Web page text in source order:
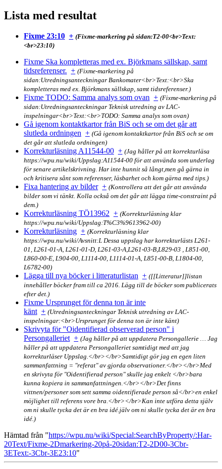
Lista med resultat
Fixme 23:10 + (Fixme-markering på sidan:T2-00<br>Text:
<br>23:10)
Fixme Ska kompletteras med ex. Björkmans sällskap, samt
tidsreferenser. + (Fixme-markering på
sidan:Utredningsanteckningar Bankomater<br>Text:<br>Ska
kompletteras med ex. Björkmans sällskap, samt tidsreferenser.)
Fixme TODO: Samma analys som ovan + (Fixme-markering på
sidan:Utredningsanteckningar Teknisk utredning av LAC-
inspelningar<br>Text:<br>TODO: Samma analys som ovan)
Gå igenom kontaktkartor från BiS och se om det går att
slutleda ordningen + (Gå igenom kontaktkartor från BiS och se om
det går att slutleda ordningen)
Korrekturläsning A11544-00 + (Jag håller på att korrekturläsa
https://wpu.nu/wiki/Uppslag:A11544-00 för att använda som underlag
för senare artikelskrivning. Har inte hunnit så långt,men gå gärna in
och kritisera sånt som referenser, läsbarhet och kom gärna med tips.)
Fixa hantering av bilder + (Kontrollera att det går att använda
bilder som vi tänkt. Kolla också om det går att lägga time-constraint på
dem.)
Korrekturläsning TÖ13962 + (Korrekturläsning klar
https://wpu.nu/wiki/Uppslag:T%C3%9613962-00)
Korrekturläsning + (Korrekturläsning klar
https://wpu.nu/wiki/Avsnitt:L Dessa uppslag har korrekturlästs L261-
01, L261-01-A, L261-01-D, L261-03-A,L261-03-B,L829-03 , L851-00,
L860-00-E, L904-00, L1114-00, L1114-01-A, L851-00-B, L1804-00,
L6782-00)
Lägga till nya böcker i litteraturlistan + ([[Litteratur]]listan
innehåller böcker fram till ca 2016. Lägg till de böcker som publicerats
efter det.)
Fixme Ursprunget för denna ton är inte
känt + (Utredningsanteckningar Teknisk utredning av LAC-
inspelningar:<br>Ursprunget för denna ton är inte känt)
Skrivyta för "Oidentifierad observerad person" i
Persongalleriet + (Jag håller på att uppdatera Persongallerie … Jag
håller på att uppdatera Persongalleriet samtidigt med att jag
korrekturläser Uppslag.</br></br>Samtidigt gör jag en egen liten
sammanfattning = "referat" av gjorda observationer.</br></br>Med
en skrivyta för "Oidentifierad person" skulle jag enkelt </br>bara
kunna kopiera in sammanfattningen.</br></br>Det finns
vittnen/personer som sett samma oidentifierade person så</br>en enkel
möjlighet till referens vore bra.</br></br>Kan inte utföra detta själv
om ni skulle tycka det är en bra idé.jälv om ni skulle tycka det är en bra
idé.)
Hämtad från "https://wpu.nu/wiki/Special:SearchByProperty/:Har-
20Text/Fixme-2Dmarkering-20på-20sidan:T2-2D00-3Cbr-
3EText:-3Cbr-3E23:10"